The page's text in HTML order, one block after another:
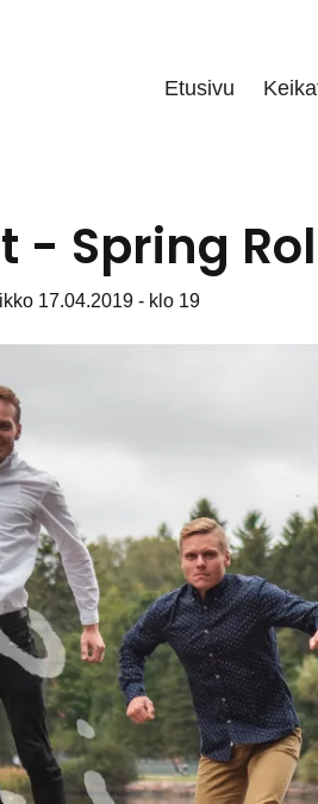
Etusivu
- Spring
17.04.2019 - klo 19